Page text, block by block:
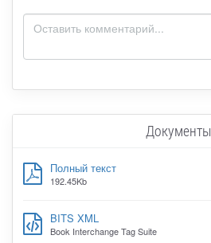
Документы
Полный текст
192.45Kb
BITS XML
Book Interchange Tag Suite